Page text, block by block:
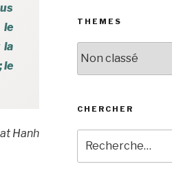
le
la
le
Hanh
THEMES
CHERCHER
pour
: